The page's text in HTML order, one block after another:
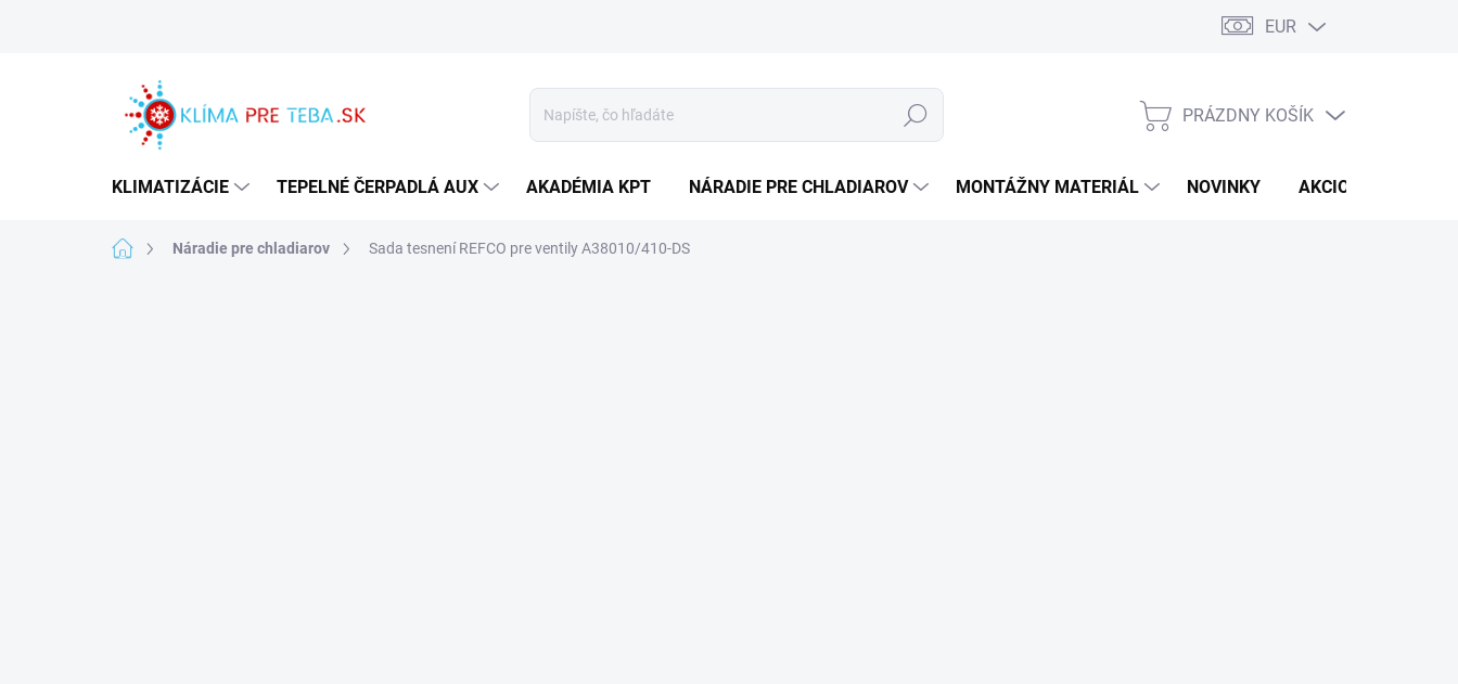
EUR
Hľadať
NÁKUPNÝ
PRÁZDNY KOŠÍK
KLIMATIZÁCIE TEPELNÉ ČERPADLÁ AUX AKADÉMIA KPT NÁRADIE PRE CHLADIAROV MONTÁŽNY MATERIÁL NOVINKY AKCIOVÁ PONUKA
DomovNáradie pre chladiarov Sada tesnení REFCO pre ventily A38010/410-DS